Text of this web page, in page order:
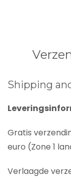
Shipping
Gratis
euro (Zone 1
Verlaagde